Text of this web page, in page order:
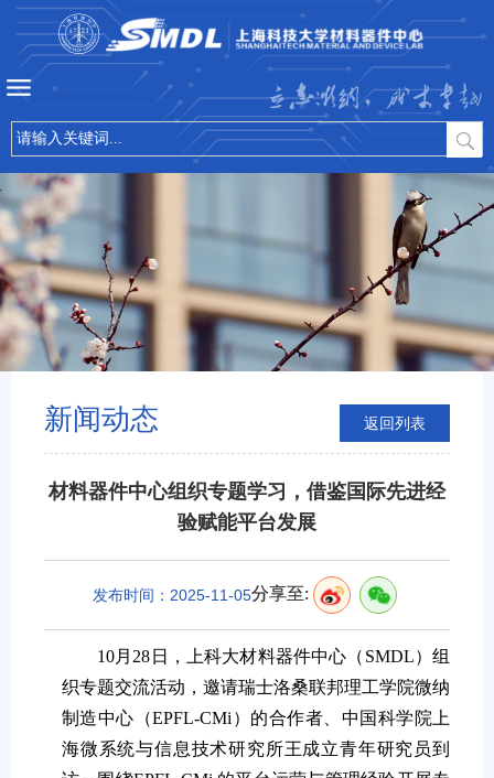
立志微纳，成才卓越
新闻动态 返回列表
材料器件中心组织专题学习，借鉴国际先进经
验赋能平台发展
发布时间：2025-11-05分享至:
10月28日，上科大材料器件中心（SMDL）组
织专题交流活动，邀请瑞士洛桑联邦理工学院微纳
制造中心（EPFL-CMi）的合作者、中国科学院上
海微系统与信息技术研究所王成立青年研究员到